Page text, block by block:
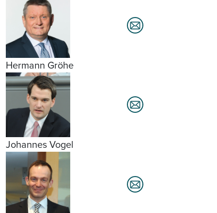
Hermann Gröhe
Johannes Vogel